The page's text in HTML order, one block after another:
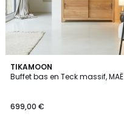
TIKAMOON
Buffet bas en Teck massif, MAË
699,00 €
4
/